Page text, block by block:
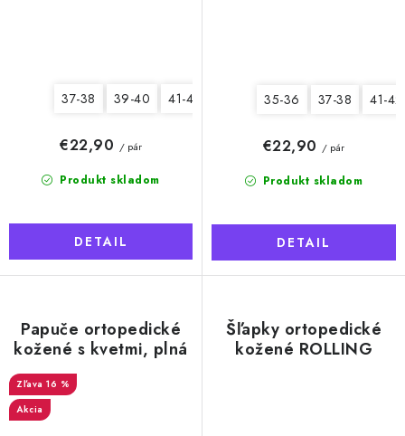
37-38 39-40 41-42 45-46
Produkt skladom
€22,90 / pár
DETAIL
35-36 37-38 41-42
Produkt skladom
€22,90 / pár
DETAIL
Papuče ortopedické
kožené s kvetmi, plná
špička, dámske
16 %
Akcia
Šľapky ortopedické
kožené ROLLING